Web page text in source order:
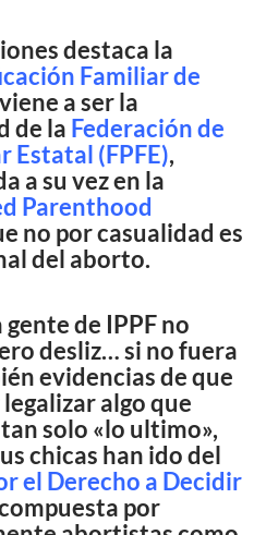
destaca la
Familiar de
a ser la
de la Federación de
Estatal (FPFE),
a su vez en la
Parenthood
no por casualidad es
del aborto.
de IPPF no
desliz… si no fuera
evidencias de que
algo que
solo «lo ultimo»,
chicas han ido del
el Derecho a Decidir
por